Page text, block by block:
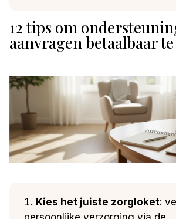
12 tips om
aanvragen betaalbaar
Kies het juiste zorgloket: